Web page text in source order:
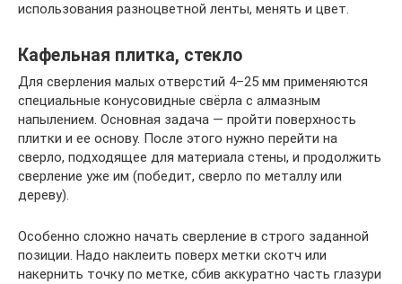
использования разноцветной ленты, менять и цвет.
Кафельная плитка, стекло
Для сверления малых отверстий 4–25 мм применяются
специальные конусовидные свёрла с алмазным
напылением. Основная задача — пройти поверхность
плитки и ее основу. После этого нужно перейти на
сверло, подходящее для материала стены, и продолжить
сверление уже им (победит, сверло по металлу или
дереву).
Особенно сложно начать сверление в строго заданной
позиции. Надо наклеить поверх метки скотч или
накернить точку по метке, сбив аккуратно часть глазури